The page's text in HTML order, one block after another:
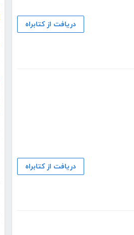
دریافت از کتابراه
دریافت از کتابراه